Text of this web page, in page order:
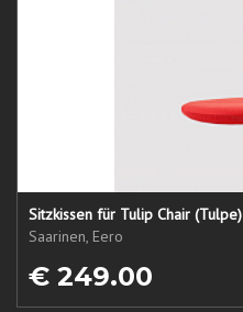
Sitzkissen für Tulip Chair (Tulpe)
Saarinen, Eero
€ 249.00